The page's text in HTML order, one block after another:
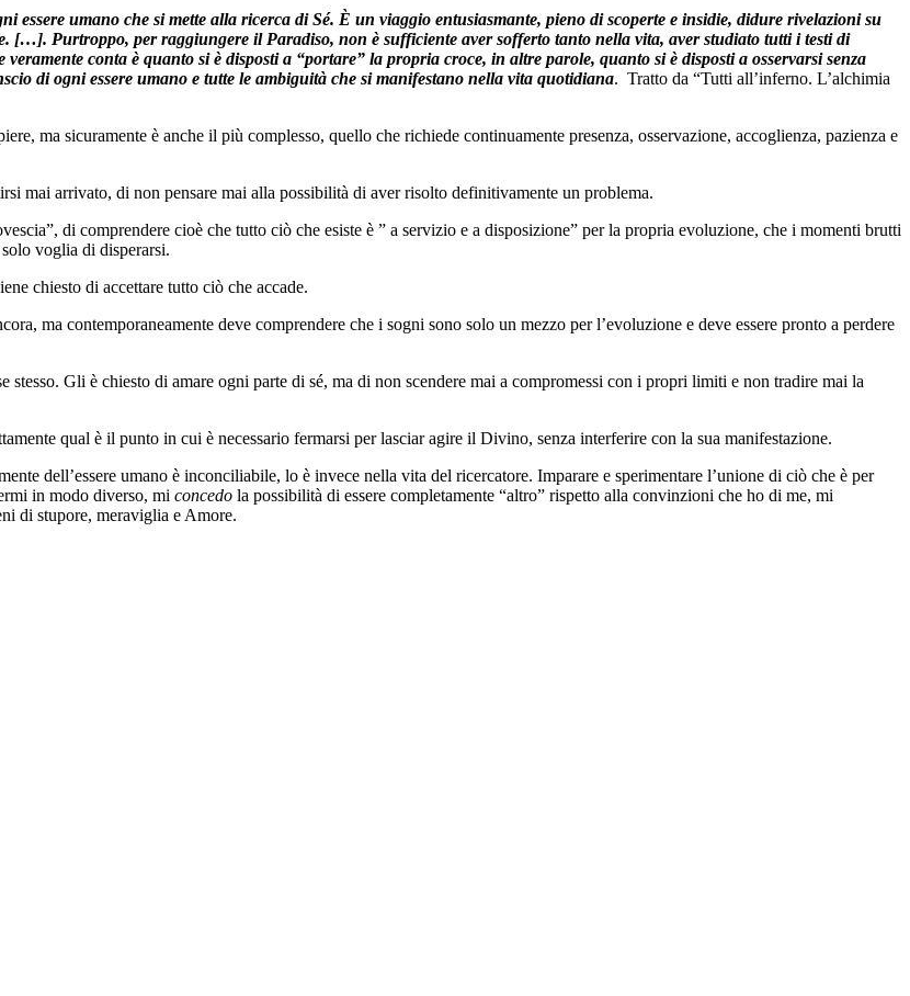
umano che si mette alla ricerca di Sé. È un viaggio entusiasmante, pieno di scoperte e insidie, didure rivelazioni su
[…]. Purtroppo, per raggiungere il Paradiso, non è sufficiente aver sofferto tanto nella vita, aver studiato tutti i testi di
conta è quanto si è disposti a “portare” la propria croce, in altre parole, quanto si è disposti a osservarsi senza
di ogni essere umano e tutte le ambiguità che si manifestano nella vita quotidiana. Tratto da “Tutti all’inferno. L’alchimia
ma sicuramente è anche il più complesso, quello che richiede continuamente presenza, osservazione, accoglienza, pazienza e
mai arrivato, di non pensare mai alla possibilità di aver risolto definitivamente un problema.
di comprendere cioè che tutto ciò che esiste è ” a servizio e a disposizione” per la propria evoluzione, che i momenti brutti
voglia di disperarsi.
chiesto di accettare tutto ciò che accade.
ma contemporaneamente deve comprendere che i sogni sono solo un mezzo per l’evoluzione e deve essere pronto a perdere
Gli è chiesto di amare ogni parte di sé, ma di non scendere mai a compromessi con i propri limiti e non tradire mai la
qual è il punto in cui è necessario fermarsi per lasciar agire il Divino, senza interferire con la sua manifestazione.
dell’essere umano è inconciliabile, lo è invece nella vita del ricercatore. Imparare e sperimentare l’unione di ciò che è per
in modo diverso, mi concedo la possibilità di essere completamente “altro” rispetto alla convinzioni che ho di me, mi
di stupore, meraviglia e Amore.